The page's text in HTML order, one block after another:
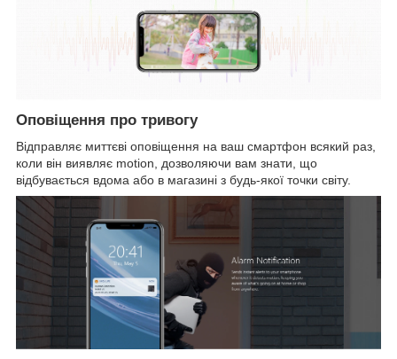
Оповіщення про тривогу
Відправляє миттєві оповіщення на ваш смартфон всякий раз,
коли він виявляє motion, дозволяючи вам знати, що
відбувається вдома або в магазині з будь-якої точки світу.